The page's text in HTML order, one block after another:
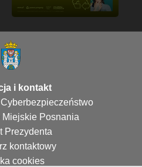
i kontakt
Posnania
Prezydenta
kontaktowy
cookies